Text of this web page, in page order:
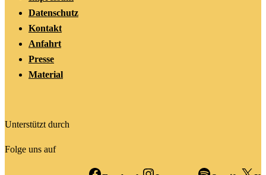
Datenschutz
Kontakt
Anfahrt
Presse
Material
Unterstützt durch
Folge uns auf